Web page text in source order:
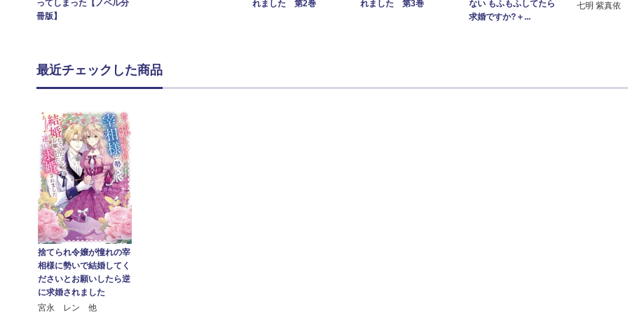
ってしまった【ノベル分
冊版】
れました 第2巻
れました 第3巻
ない もふもふしてたら
求婚ですか?＋...
七明 紫真依
最近チェックした商品
捨てられ令嬢が憧れの宰
相様に勢いで結婚してく
ださいとお願いしたら逆
に求婚されました
宮永 レン 他